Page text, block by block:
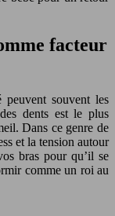
facteur
peuvent souvent les
dents est le plus
Dans ce genre de
et la tension autour
bras pour qu’il se
comme un roi au